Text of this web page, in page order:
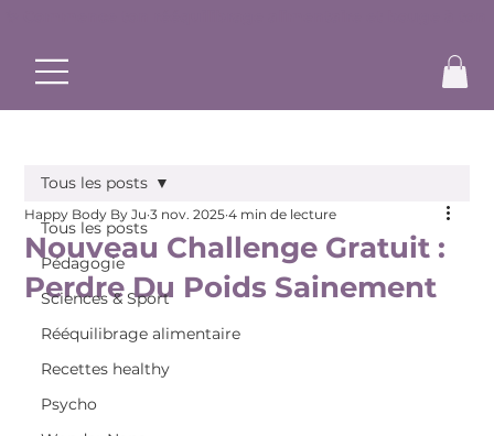
Tous les posts
Pédagogie
Sciences & Sport
Rééquilibrage alimentaire
Recettes healthy
Psycho
Tous les posts
Nouveau Challenge Gratuit :
Perdre Du Poids Sainement
Happy Body By Ju 3 nov. 2025 4 min de lecture